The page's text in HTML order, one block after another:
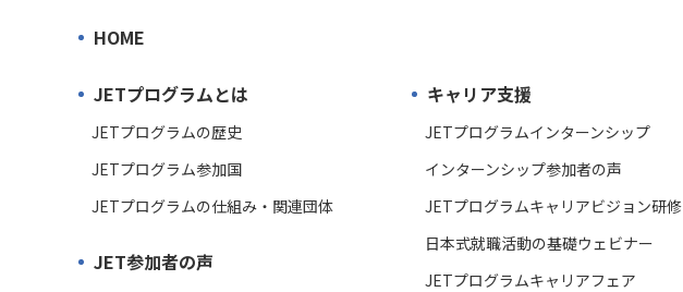
HOME
JETプログラムとは
JETプログラムの歴史
JETプログラム参加国
JETプログラムの仕組み・関連団体
JET参加者の声
キャリア支援
JETプログラムインターンシップ
インターンシップ参加者の声
JETプログラムキャリアビジョン研修
日本式就職活動の基礎ウェビナー
JETプログラムキャリアフェア